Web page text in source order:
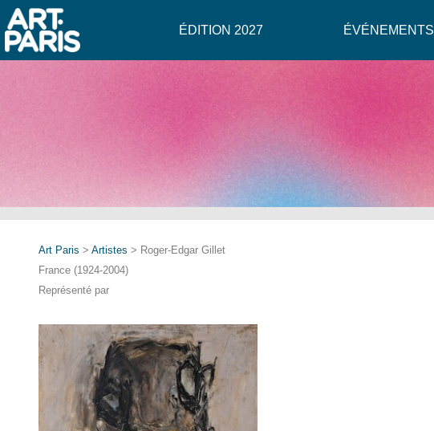
ÉDITION 2027 ÉVÉNEMENTS
Art Paris > Artistes > Roger-Edgar Gillet
France (1924-2004)
Représenté par